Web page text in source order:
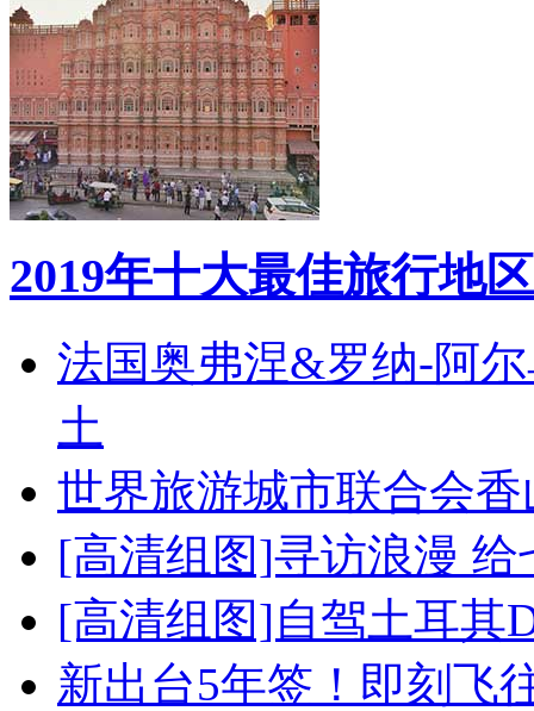
2019年十大最佳旅行地区
法国奥弗涅&罗纳-阿
土
世界旅游城市联合会
[高清组图]寻访浪漫
[高清组图]自驾土耳其
新出台5年签！即刻飞